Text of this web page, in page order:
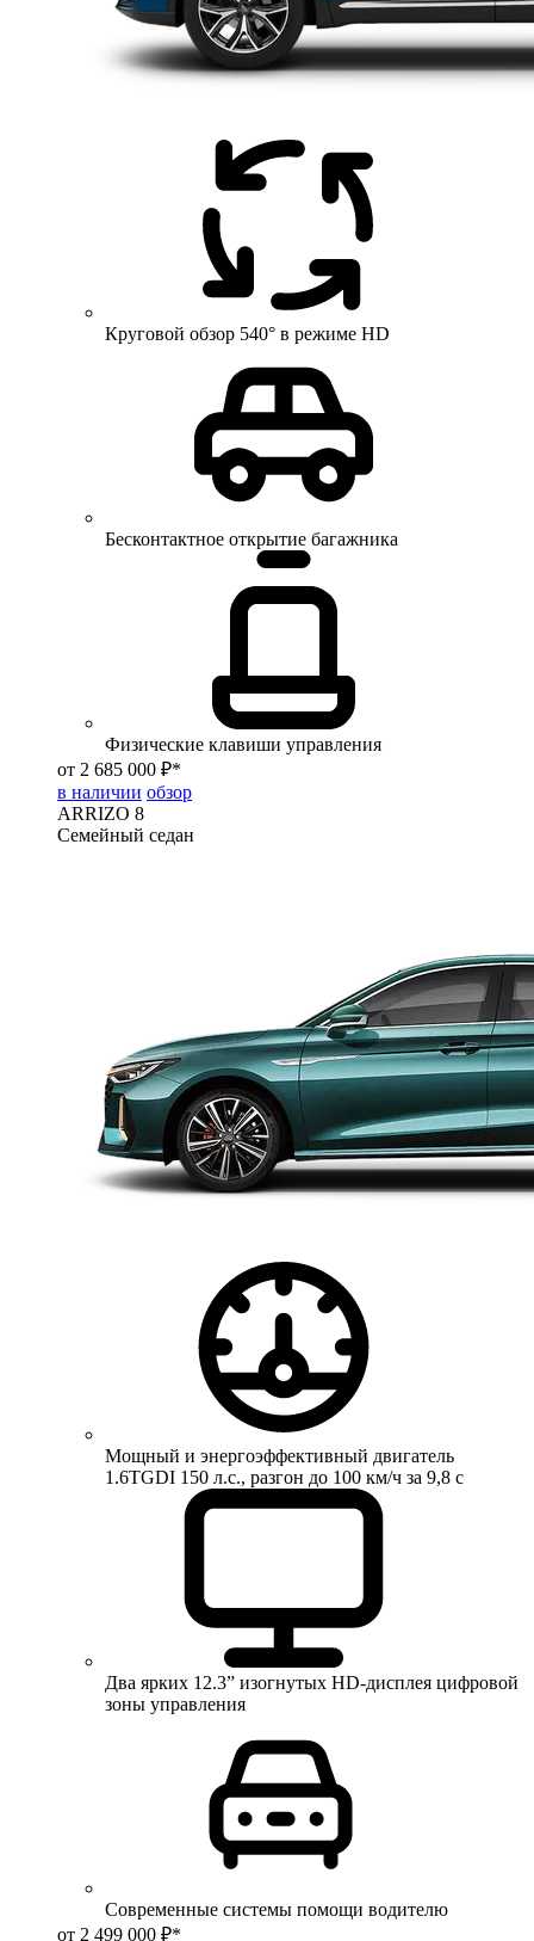
Круговой обзор 540° в режиме HD
Бесконтактное открытие багажника
Физические клавиши управления
от 2 685 000 ₽*
в наличии обзор
ARRIZO 8
Семейный седан
Мощный и энергоэффективный двигатель
1.6TGDI 150 л.с., разгон до 100 км/ч за 9,8 с
Два ярких 12.3” изогнутых HD-дисплея цифровой
зоны управления
Современные системы помощи водителю
от 2 499 000 ₽*